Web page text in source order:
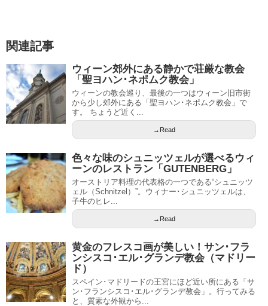
関連記事
ウィーン郊外にある静かで荘厳な教会
「聖ヨハン･ネポムク教会」
ウィーンの教会巡り、最後の一つはウィーン旧市街
から少し郊外にある「聖ヨハン･ネポムク教会」で
す。 ちょうど近く...
→Read
色々な味のシュニッツェルが選べるウィ
ーンのレストラン「GUTENBERG」
オーストリア料理の代表格の一つである“シュニッツ
ェル（Schnitzel）”。ウィナー･シュニッツェルは、
子牛のヒレ...
→Read
黄金のフレスコ画が美しい！サン･フラ
ンシスコ･エル･グランデ教会（マドリー
ド）
スペイン･マドリードの王宮にほど近い所にある「サ
ン･フランシスコ･エル･グランデ教会」。行ってみる
と、質素な外観から...